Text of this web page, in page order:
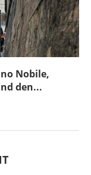
Nobile,
den...